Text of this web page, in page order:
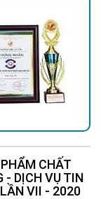
CHẤT
- DỊCH VỤ TIN
LẦN VII - 2020